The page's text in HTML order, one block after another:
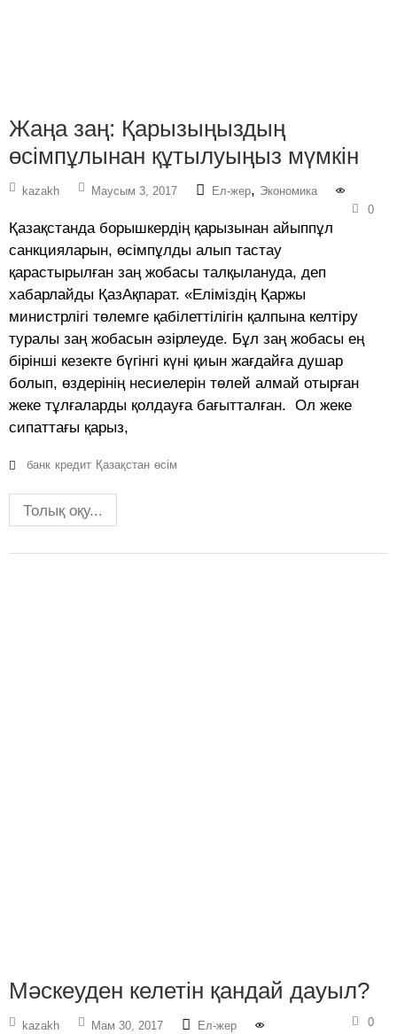
Жаңа заң: Қарызыңыздың
өсімпұлынан құтылуыңыз мүмкін
kazakh Маусым 3, 2017 Ел-жер, Экономика
0
Қазақстанда борышкердің қарызынан айыппұл
санкцияларын, өсімпұлды алып тастау
қарастырылған заң жобасы талқылануда, деп
хабарлайды ҚазАқпарат. «Еліміздің Қаржы
министрлігі төлемге қабілеттілігін қалпына келтіру
туралы заң жобасын әзірлеуде. Бұл заң жобасы ең
бірінші кезекте бүгінгі күні қиын жағдайға душар
болып, өздерінің несиелерін төлей алмай отырған
жеке тұлғаларды қолдауға бағытталған. Ол жеке
сипаттағы қарыз,
банк кредит Қазақстан өсім
Толық оқу...
Мәскеуден келетін қандай дауыл?
kazakh Мам 30, 2017 Ел-жер 0